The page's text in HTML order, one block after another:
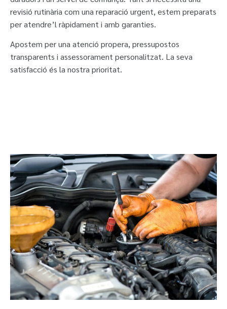
revisió rutinària com una reparació urgent, estem preparats
per atendre’l ràpidament i amb garanties.
Apostem per una atenció propera, pressupostos
transparents i assessorament personalitzat. La seva
satisfacció és la nostra prioritat.